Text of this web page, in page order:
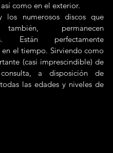
como en el exterior.
los numerosos discos que
permanecen
Están perfectamente
en el tiempo. Sirviendo como
(casi imprescindible) de
a disposición de
las edades y niveles de